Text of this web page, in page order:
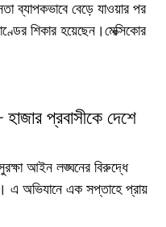
ব্যাপকভাবে বেড়ে যাওয়ার পর
শিকার হয়েছেন।মেক্সিকোর
প্রবাসীকে দেশে
আইন লঙ্ঘনের বিরুদ্ধে
এ অভিযানে এক সপ্তাহে প্রায়